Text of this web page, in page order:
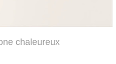
chaleureux